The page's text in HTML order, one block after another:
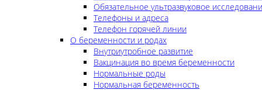
Обязательное ультразвуковое
Телефоны и адреса
Телефон горячей линии
О беременности и родах
Внутриутробное развитие
Вакцинация во время беременности
Нормальные роды
Нормальная беременность